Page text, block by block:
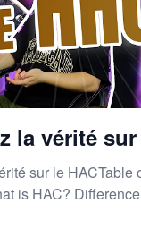
la vérité
sur le HACTable
is HAC?